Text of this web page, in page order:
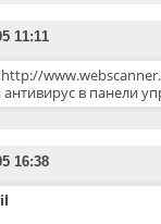
11:11
в панели
16:38